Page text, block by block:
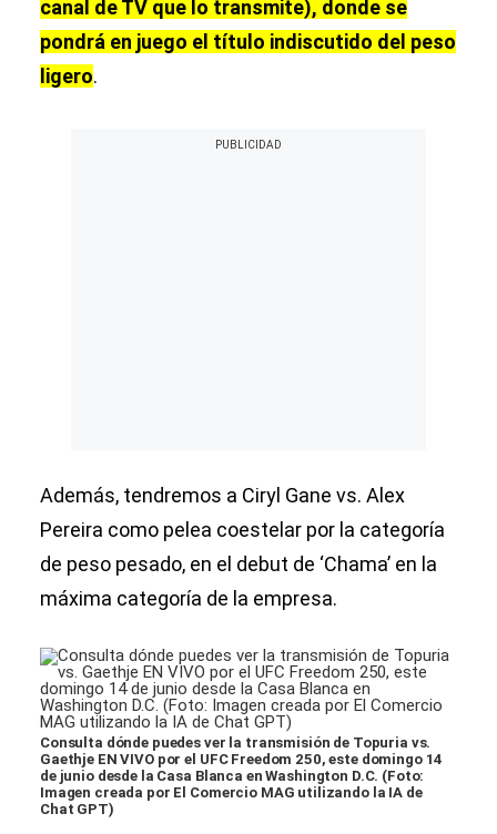
canal de TV que lo transmite), donde se
pondrá en juego el título indiscutido del peso
ligero.
Además, tendremos a Ciryl Gane vs. Alex
Pereira como pelea coestelar por la categoría
de peso pesado, en el debut de ‘Chama’ en la
máxima categoría de la empresa.
Consulta dónde puedes ver la transmisión de Topuria vs.
Gaethje EN VIVO por el UFC Freedom 250, este domingo 14
de junio desde la Casa Blanca en Washington D.C. (Foto:
Imagen creada por El Comercio MAG utilizando la IA de
Chat GPT)